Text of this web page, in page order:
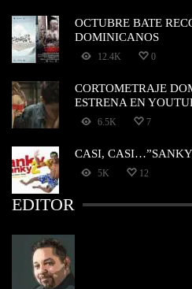
OCTUBRE BATE
DOMINICANOS
12.4K 0
CORTOMETRAJE
ESTRENA EN
6.5K 7
CASI,
5K 12
EDITOR